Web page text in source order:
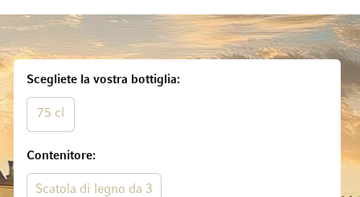
Scegliete la vostra bottiglia
75 cl
Contenitore
Scatola di legno da 3